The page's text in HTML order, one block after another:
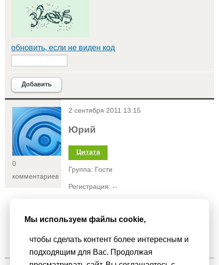
обновить, если не виден код
Добавить
<
0
комментариев
2 сентября 2011 13:15
Юрий
Цитата
Группа: Гости
Регистрация: --
Превосходно! Большое спасибо!
Мы используем файлы cookie,
чтобы сделать контент более интересным и
подходящим для Вас. Продолжая